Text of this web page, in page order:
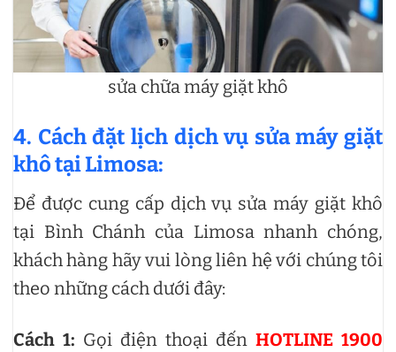
sửa chữa máy giặt khô
4. Cách đặt lịch dịch vụ sửa máy giặt
khô tại Limosa:
Để được cung cấp dịch vụ sửa máy giặt khô
tại Bình Chánh của Limosa nhanh chóng,
khách hàng hãy vui lòng liên hệ với chúng tôi
theo những cách dưới đây:
Cách 1: Gọi điện thoại đến HOTLINE 1900